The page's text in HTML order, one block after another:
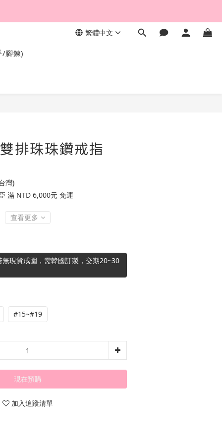
繁體中文
/腳鍊)
排珠珠鑽戒指
灣)
滿 NTD 6,000元 免運
查看更多
現貨戒圍，需韓國訂製，交期20~30
#15~#19
現在預購
加入追蹤清單